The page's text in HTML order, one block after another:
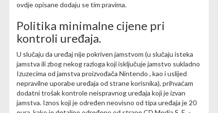
ovdje opisane dodaju se tim pravima.
Politika minimalne cijene pri
kontroli uređaja.
U slučaju da uređaj nije pokriven jamstvom (u slučaju isteka
jamstva ili zbog nekog razloga koji isključuje jamstvo sukladno
Izuzecima od jamstva proizvođača Nintendo , kao i uslijed
nepravilne uporabe uređaja od strane korisnika), prihvaćam
dodatni trošak kontrole neispravnog uređaja koji je izvan
jamstva. Iznos koji je određen neovisno od tipa uređaja je 20